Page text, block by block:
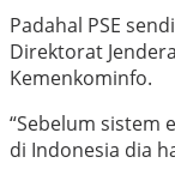
Padahal PSE
Direktorat
Kemenkominfo.
“Sebelum sistem
di Indonesia dia